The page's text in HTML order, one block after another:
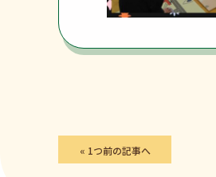
« 1つ前の記事へ